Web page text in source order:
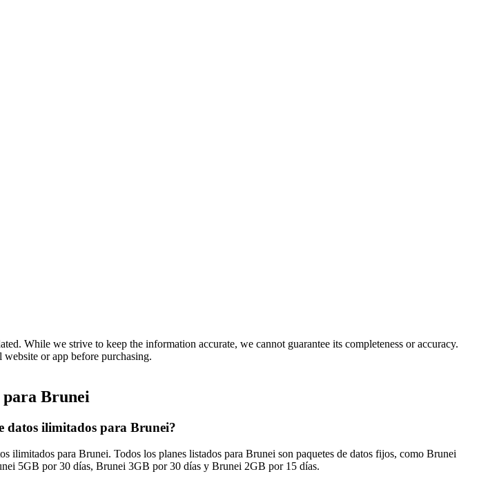
While we strive to keep the information accurate, we cannot guarantee its completeness or accuracy.
or app before purchasing.
para Brunei
datos ilimitados para Brunei?
ilimitados para Brunei. Todos los planes listados para Brunei son paquetes de datos fijos, como Brunei
5GB por 30 días, Brunei 3GB por 30 días y Brunei 2GB por 15 días.